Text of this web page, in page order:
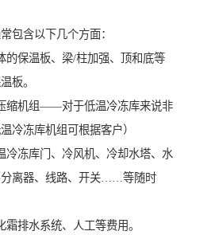
包含以下几个方面：
的保温板、梁/柱加强、顶和底等
板。
缩机组——对于低温冷冻库来说非
冷冻库机组可根据客户）
冷冻库门、冷风机、冷却水塔、水
分离器、线路、开关……等随时
排水系统、人工等费用。